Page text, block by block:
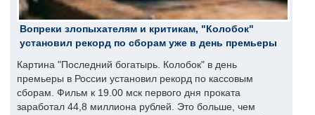
Вопреки злопыхателям и критикам, "Колобок"
установил рекорд по сборам уже в день премьеры
Картина "Последний богатырь. Колобок" в день
премьеры в России установил рекорд по кассовым
сборам. Фильм к 19.00 мск первого дня проката
заработал 44,8 миллиона рублей. Это больше, чем